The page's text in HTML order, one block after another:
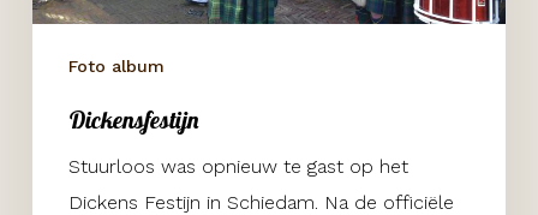
Foto album
Dickensfestijn
Stuurloos was opnieuw te gast op het
Dickens Festijn in Schiedam. Na de officiële